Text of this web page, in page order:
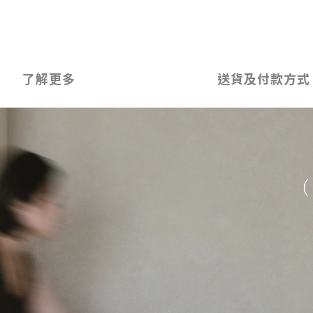
了解更多 送貨及付款方式